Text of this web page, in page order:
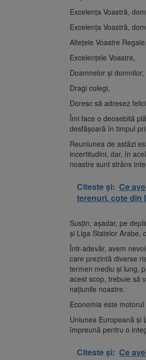
Excelenţa Voastră,
Excelenţa Voastră,
Alteţele Voastre Regale,
Excelenţele Voastre,
Doamnelor şi domnilor,
Dragi colegi,
Doresc să adresez
Îmi face o deosebită
desfăşoară în timpul
Reuniunea de astăzi
incertitudini, dar, în
noastre sunt strâns
Citeste și: Ce
terenuri, cote din
Susţin, aşadar, pe
şi Liga Statelor Arabe,
Într-adevăr, avem
care prezintă diverse
termen mediu şi lung,
acest scop, trebuie să
naţiunile noastre.
Economia este
Uniunea Europeană şi
împreună pentru o
Citeste și: Ce